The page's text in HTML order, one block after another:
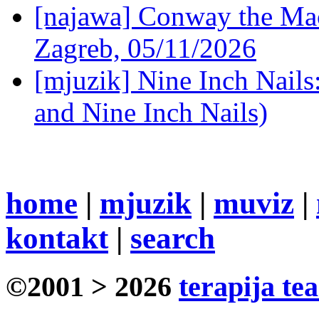
[najawa] Conway the
Zagreb, 05/11/2026
[mjuzik] Nine Inch
and Nine Inch Nails)
home | mjuzik | muviz |
kontakt| search
©2001 > 2026 terapija